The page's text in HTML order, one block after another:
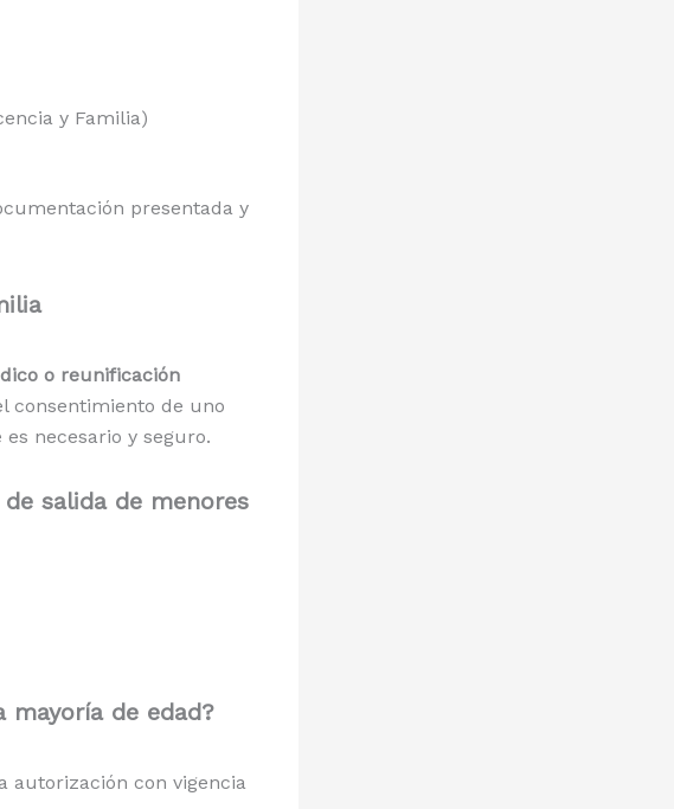
y Familia)
presentada y
o reunificación
consentimiento de uno
necesario y seguro.
salida de menores
mayoría de edad?
autorización con vigencia